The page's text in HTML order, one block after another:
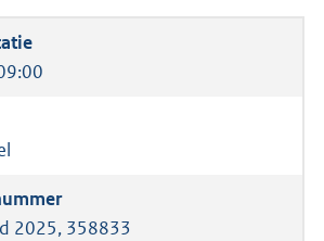
2025, 358833